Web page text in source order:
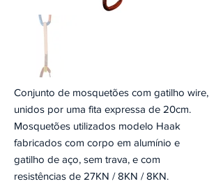
Conjunto de mosquetões com gatilho wire,
unidos por uma fita expressa de 20cm.
Mosquetões utilizados modelo Haak
fabricados com corpo em alumínio e
gatilho de aço, sem trava, e com
resistências de 27KN / 8KN / 8KN.